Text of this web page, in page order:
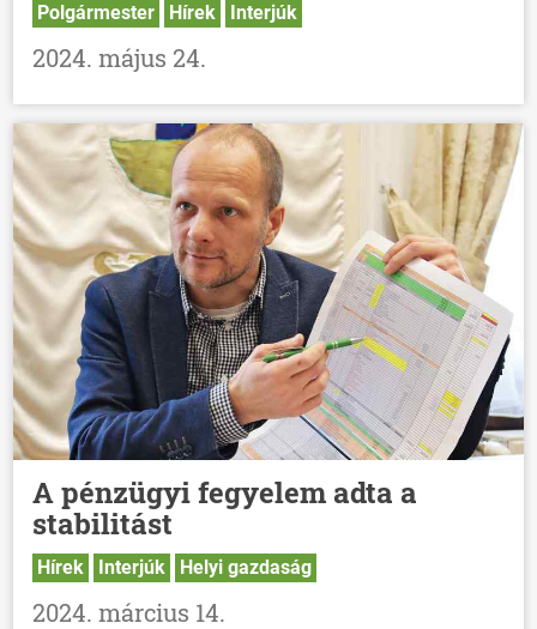
Polgármester Hírek Interjúk
2024. május 24.
A pénzügyi fegyelem adta a
stabilitást
Hírek Interjúk Helyi gazdaság
2024. március 14.